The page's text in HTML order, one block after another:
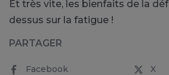
Et très vite, les bienfaits de la
dessus sur la fatigue !
PARTAGER
Facebook X